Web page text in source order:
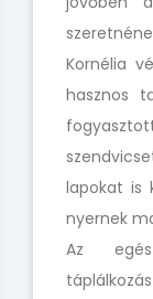
Kornélia
hasznos
lapokat is
nyernek
Az